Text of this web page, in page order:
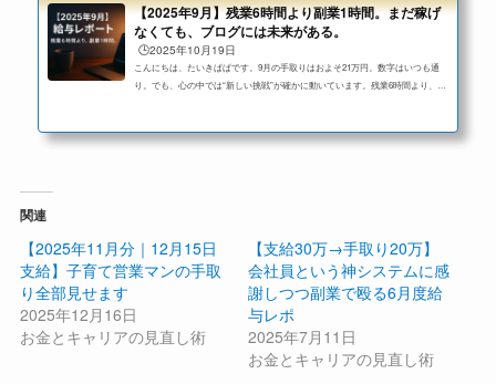
【2025年9月】残業6時間より副業1時間。まだ稼げ
なくても、ブログには未来がある。
🕒️2025年10月19日
こんにちは、たいきぱぱです。9月の手取りはおよそ21万円。数字はいつも通
り。でも、心の中では“新しい挑戦”が確かに動いています。残業6時間より、副
ンをリベシティ経由で初めて依頼。最初は緊張したけれど、やり取りの中でプ
関連
【2025年11月分｜12月15日
支給】子育て営業マンの手取
り全部見せます
2025年12月16日
お金とキャリアの見直し術
【支給30万→手取り20万】
会社員という神システムに感
謝しつつ副業で殴る6月度給
与レポ
2025年7月11日
お金とキャリアの見直し術